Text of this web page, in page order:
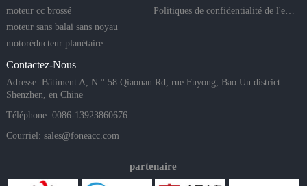
moteur cc brossé
moteur sans balai sans noyau
motoréducteur planétaire
Politiques de confidentialité de l'entreprise
Contactez-Nous
Adresse: Bâtiment A, N ° 58 Qiaonan Rd, rue Fuyong, Bao Un district.
Shenzhen, en Chine
Téléphone: 0086-13923860676
Courriel: sales@foneacc.com
partenaire